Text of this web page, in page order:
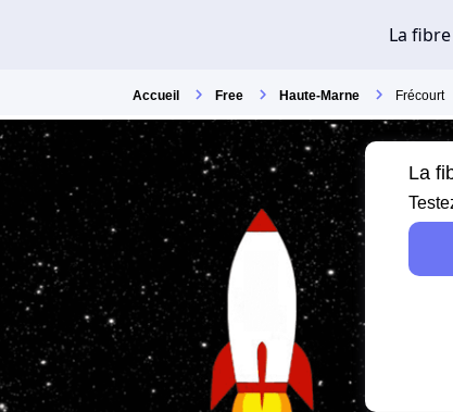
Accueil Free Haute-Marne Frécourt
La